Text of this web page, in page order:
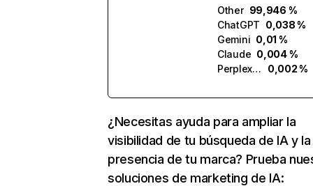
Other 99,946 %
ChatGPT 0,038 %
Gemini 0,01 %
Claude 0,004 %
Perplexity
0,002 %
¿Necesitas ayuda para ampliar la
visibilidad de tu búsqueda de IA y la
presencia de tu marca? Prueba
soluciones de marketing de IA: